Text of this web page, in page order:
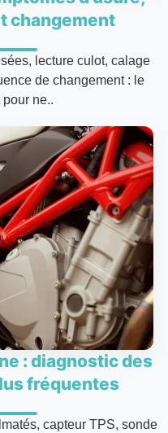
changement
lecture culot, calage
de changement : le
ne..
: diagnostic des
fréquentes
capteur TPS, sonde